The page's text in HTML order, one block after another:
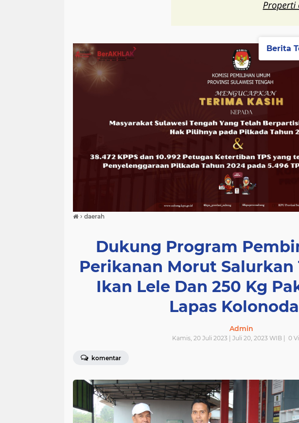
› daerah
Dukung Program
Perikanan Morut Salurkan
Ikan Lele Dan 250 Kg
Lapas
Admin
Kamis, 20 Juli 2023 | Juli 20, 2023 WIB | 0
komentar
Berita